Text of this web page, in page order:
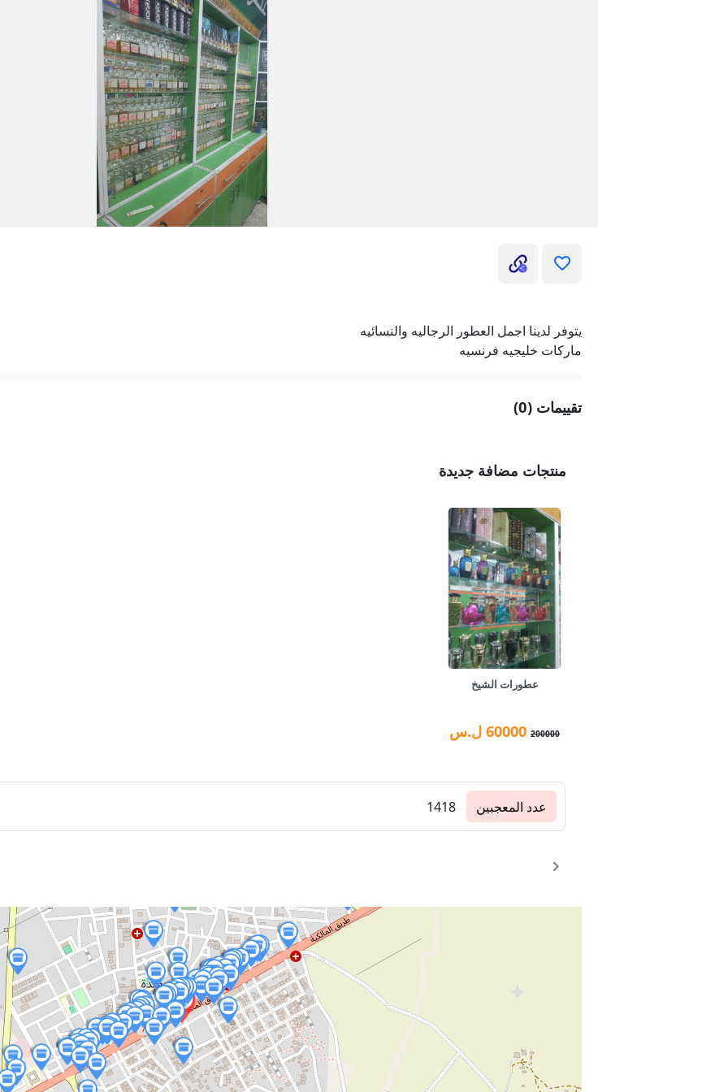
يتوفر لدينا اجمل العطور الرجاليه والنسائيه
ماركات خليجيه فرنسيه
تقييمات (0)
منتجات مضافة جديدة
عطورات الشيخ
200000
60000 ل.س
1418 عدد المعجبين